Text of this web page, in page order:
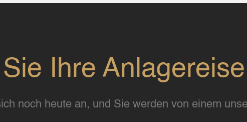
Ihre
noch heute an, und Sie werden von einem